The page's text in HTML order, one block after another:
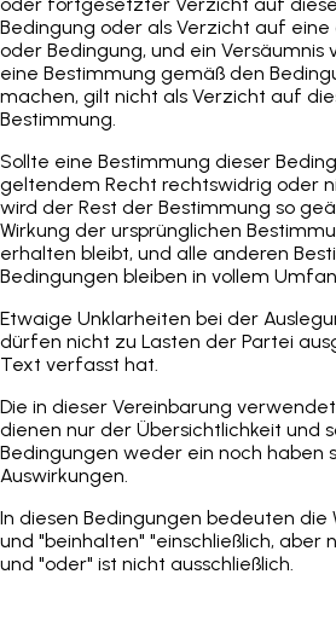
oder fortgesetzter Verzicht auf
Bedingung oder als Verzicht auf
oder Bedingung, und ein Versäumnis
eine Bestimmung gemäß den
machen, gilt nicht als Verzicht auf
Bestimmung.
Sollte eine Bestimmung dieser
geltendem Recht rechtswidrig oder
wird der Rest der Bestimmung so
Wirkung der ursprünglichen
erhalten bleibt, und alle anderen
Bedingungen bleiben in vollem
Etwaige Unklarheiten bei der
dürfen nicht zu Lasten der Partei
Text verfasst hat.
Die in dieser Vereinbarung
dienen nur der Übersichtlichkeit und
Bedingungen weder ein noch haben
Auswirkungen.
In diesen Bedingungen bedeuten die
und "beinhalten" "einschließlich, aber
und "oder" ist nicht ausschließlich.